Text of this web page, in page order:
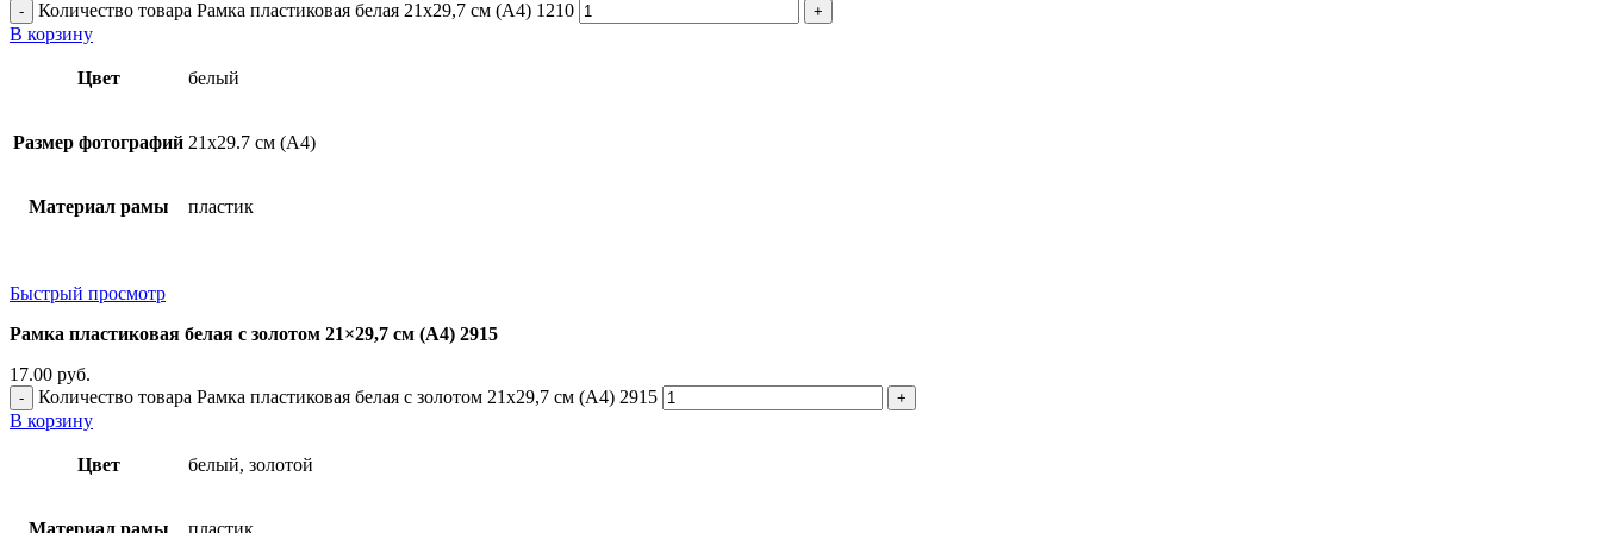
Количество товара Рамка пластиковая белая 21x29,7 см (А4) 1210
В корзину
Цвет белый
Размер фотографий 21х29.7 см (А4)
Материал рамы пластик
Быстрый просмотр
Рамка пластиковая белая с золотом 21×29,7 см (А4) 2915
17.00 руб.
Количество товара Рамка пластиковая белая с золотом 21x29,7 см (А4) 2915
В корзину
Цвет белый, золотой
Материал рамы пластик